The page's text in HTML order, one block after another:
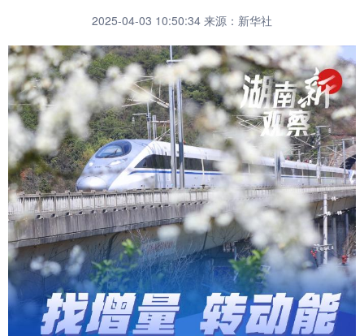
2025-04-03 10:50:34 来源：新华社